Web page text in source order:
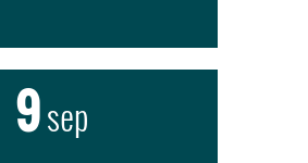
9sep